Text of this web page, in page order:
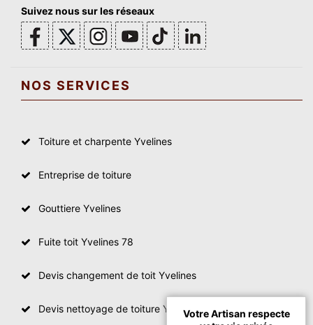
Suivez nous sur les réseaux
NOS SERVICES
Toiture et charpente Yvelines
Entreprise de toiture
Gouttiere Yvelines
Fuite toit Yvelines 78
Devis changement de toit Yvelines
Devis nettoyage de toiture YvelinesVotre Artisan respecte